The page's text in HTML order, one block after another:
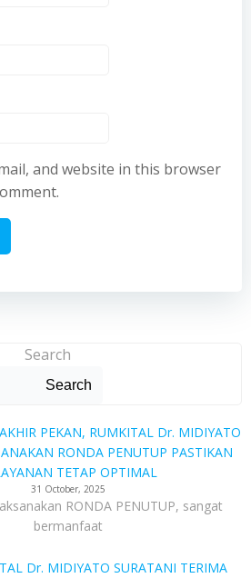
and website in this browser
Search
Search
PEKAN, RUMKITAL Dr. MIDIYATO
RONDA PENUTUP PASTIKAN
TETAP OPTIMAL
31 October, 2025
RONDA PENUTUP, sangat
bermanfaat
Dr. MIDIYATO SURATANI TERIMA